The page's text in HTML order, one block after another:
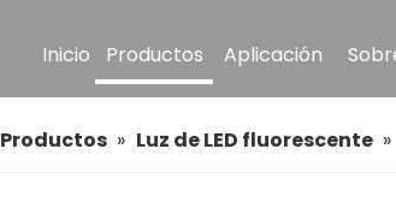
Inicio Productos Aplicación
Productos » Luz de LED fluorescente »